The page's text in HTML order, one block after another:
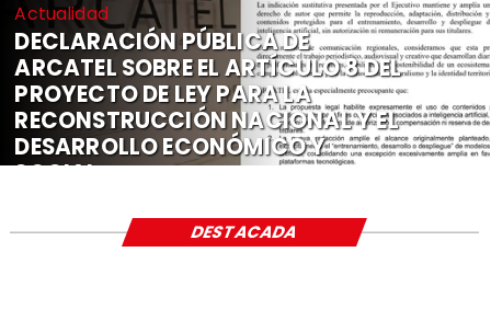
Actualidad
DECLARACIÓN PÚBLICA DE
ARCATEL SOBRE EL ARTÍCULO 8 DEL
PROYECTO DE LEY PARA LA
RECONSTRUCCIÓN NACIONAL Y EL
DESARROLLO ECONÓMICO Y
SOCIAL
DESTACADA